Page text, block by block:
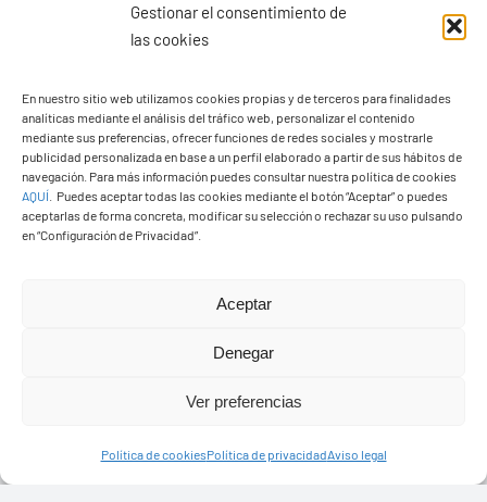
Gestionar el consentimiento de
las cookies
En nuestro sitio web utilizamos cookies propias y de terceros para finalidades
analíticas mediante el análisis del tráfico web, personalizar el contenido
mediante sus preferencias, ofrecer funciones de redes sociales y mostrarle
publicidad personalizada en base a un perfil elaborado a partir de sus hábitos de
navegación. Para más información puedes consultar nuestra política de cookies
AQUÍ
Puedes aceptar todas las cookies mediante el botón “Aceptar” o puedes
aceptarlas de forma concreta, modificar su selección o rechazar su uso pulsando
en “Configuración de Privacidad”.
Aceptar
Denegar
Ver preferencias
Política de cookiesPolítica de privacidadAviso legal
Ayuntamiento de Yaiza
Pza. de Los Remedios, 1
35570 – Yaiza
Tel:928 83 62 20
© Copyright2026 Ayuntamiento de Yaiza - Todos los